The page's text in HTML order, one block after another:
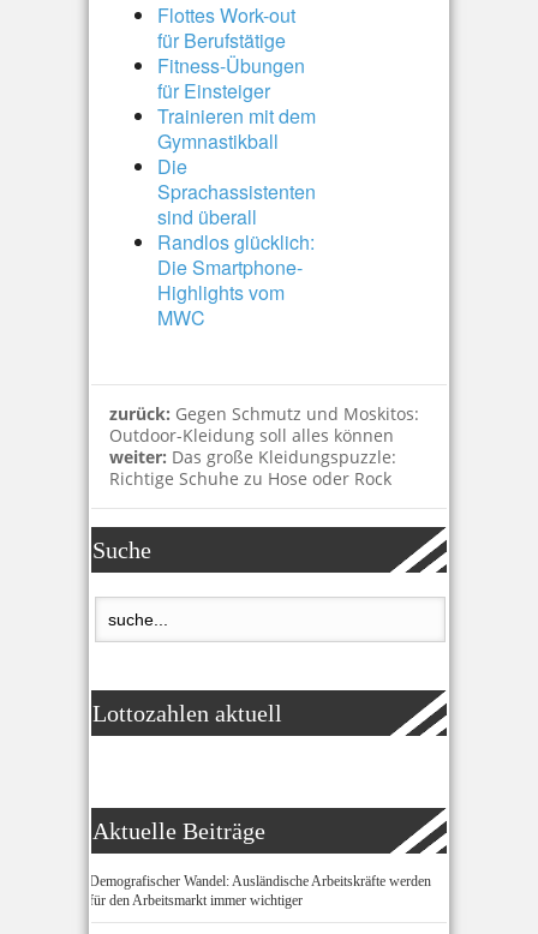
Flottes Work-out
für Berufstätige
Fitness-Übungen
für Einsteiger
Trainieren mit dem
Gymnastikball
Die
Sprachassistenten
sind überall
Randlos glücklich:
Die Smartphone-
Highlights vom
MWC
zurück: Gegen Schmutz und Moskitos:
Outdoor-Kleidung soll alles können
weiter: Das große Kleidungspuzzle:
Richtige Schuhe zu Hose oder Rock
Suche
Lottozahlen aktuell
Aktuelle Beiträge
Demografischer Wandel: Ausländische Arbeitskräfte werden
für den Arbeitsmarkt immer wichtiger